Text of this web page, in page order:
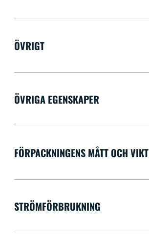
ÖVRIGT
ÖVRIGA EGENSKAPER
FÖRPACKNINGENS MÅTT OCH VIKT
STRÖMFÖRBRUKNING